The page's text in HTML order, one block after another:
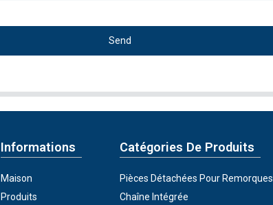
Send
Informations
Maison
Produits
Catégories De Produits
Pièces Détachées Pour Remorques
Chaîne Intégrée